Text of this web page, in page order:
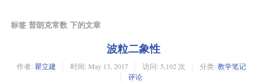
标签 普朗克常数 下的文章
波粒二象性
作者: 瞿立建 时间: May 13, 2017 访问: 5,102 次 分类: 教学笔记
评论